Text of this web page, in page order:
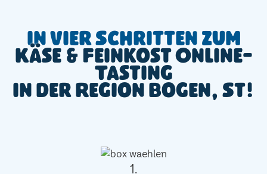
In vier Schritten zum
Käse & Feinkost Online-
Tasting
in der Region Bogen, St!
1.